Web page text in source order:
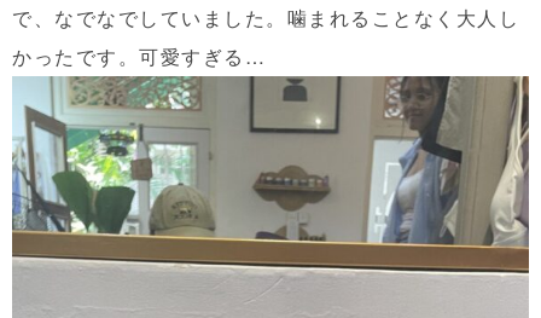
で、なでなでしていました。噛まれることなく大人し
かったです。可愛すぎる…